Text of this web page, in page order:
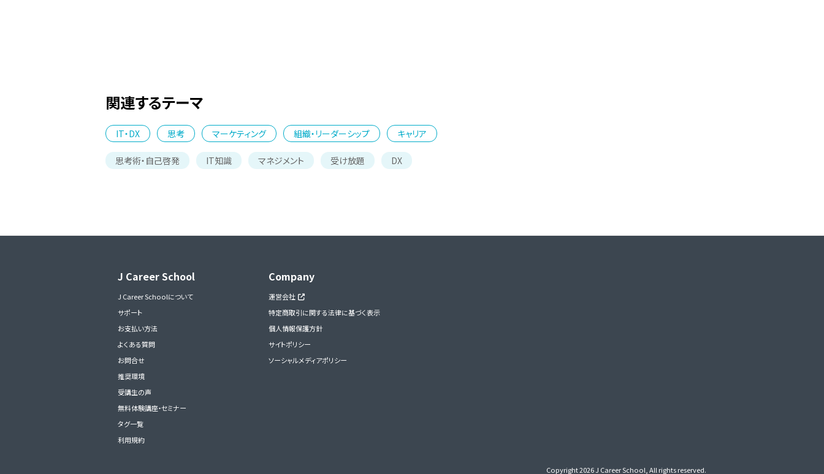
関連するテーマ
IT・DX 思考 マーケティング 組織・リーダーシップ キャリア
思考術・自己啓発 IT知識 マネジメント 受け放題 DX
J Career School
J Career Schoolについて
サポート
お支払い方法
よくある質問
お問合せ
推奨環境
受講生の声
無料体験講座・セミナー
タグ一覧
利用規約
Company
運営会社
特定商取引に関する法律に基づく表示
個人情報保護方針
サイトポリシー
ソーシャルメディアポリシー
Copyright 2026 J Career School, All rights reserved.